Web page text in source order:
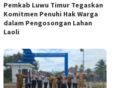
Pemkab Luwu Timur Tegaskan
Komitmen Penuhi Hak Warga
dalam Pengosongan Lahan
Laoli